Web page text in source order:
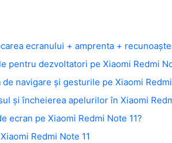
ecranului + amprenta +
pentru dezvoltatori pe Xiaomi Redmi
navigare și gesturile pe Xiaomi Redmi
și încheierea apelurilor în Xiaomi
ecran pe Xiaomi Redmi Note 11?
Redmi Note 11